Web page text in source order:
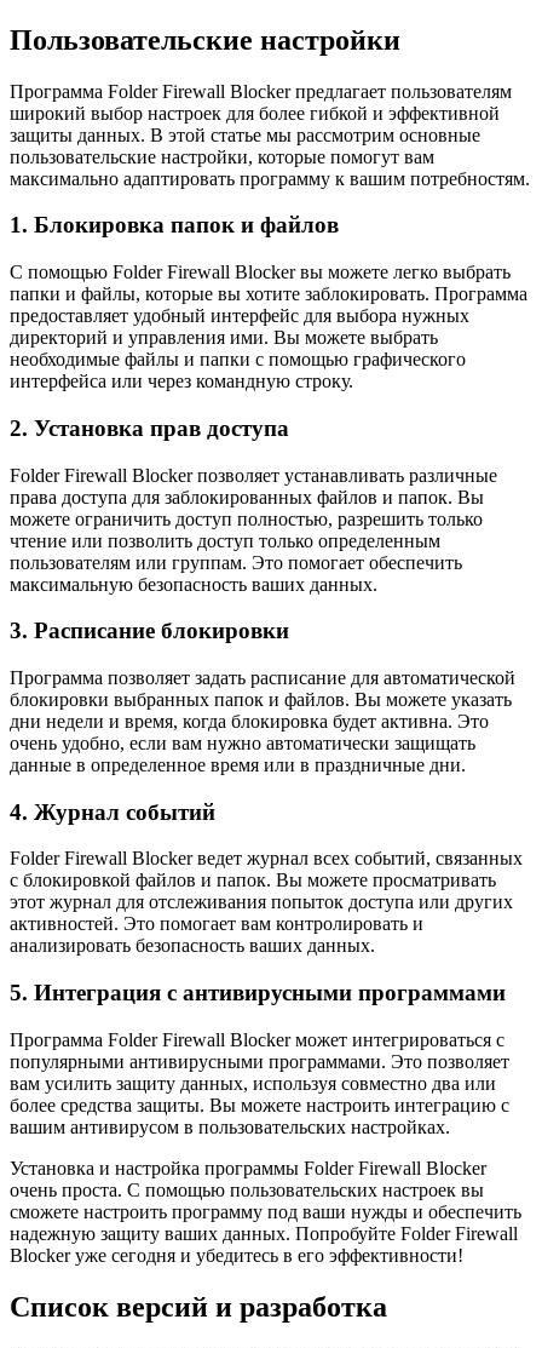
Пользовательские настройки
Программа Folder Firewall Blocker предлагает пользователям
широкий выбор настроек для более гибкой и эффективной
защиты данных. В этой статье мы рассмотрим основные
пользовательские настройки, которые помогут вам
максимально адаптировать программу к вашим потребностям.
1. Блокировка папок и файлов
С помощью Folder Firewall Blocker вы можете легко выбрать
папки и файлы, которые вы хотите заблокировать. Программа
предоставляет удобный интерфейс для выбора нужных
директорий и управления ими. Вы можете выбрать
необходимые файлы и папки с помощью графического
интерфейса или через командную строку.
2. Установка прав доступа
Folder Firewall Blocker позволяет устанавливать различные
права доступа для заблокированных файлов и папок. Вы
можете ограничить доступ полностью, разрешить только
чтение или позволить доступ только определенным
пользователям или группам. Это помогает обеспечить
максимальную безопасность ваших данных.
3. Расписание блокировки
Программа позволяет задать расписание для автоматической
блокировки выбранных папок и файлов. Вы можете указать
дни недели и время, когда блокировка будет активна. Это
очень удобно, если вам нужно автоматически защищать
данные в определенное время или в праздничные дни.
4. Журнал событий
Folder Firewall Blocker ведет журнал всех событий, связанных
с блокировкой файлов и папок. Вы можете просматривать
этот журнал для отслеживания попыток доступа или других
активностей. Это помогает вам контролировать и
анализировать безопасность ваших данных.
5. Интеграция с антивирусными программами
Программа Folder Firewall Blocker может интегрироваться с
популярными антивирусными программами. Это позволяет
вам усилить защиту данных, используя совместно два или
более средства защиты. Вы можете настроить интеграцию с
вашим антивирусом в пользовательских настройках.
Установка и настройка программы Folder Firewall Blocker
очень проста. С помощью пользовательских настроек вы
сможете настроить программу под ваши нужды и обеспечить
надежную защиту ваших данных. Попробуйте Folder Firewall
Blocker уже сегодня и убедитесь в его эффективности!
Список версий и разработка